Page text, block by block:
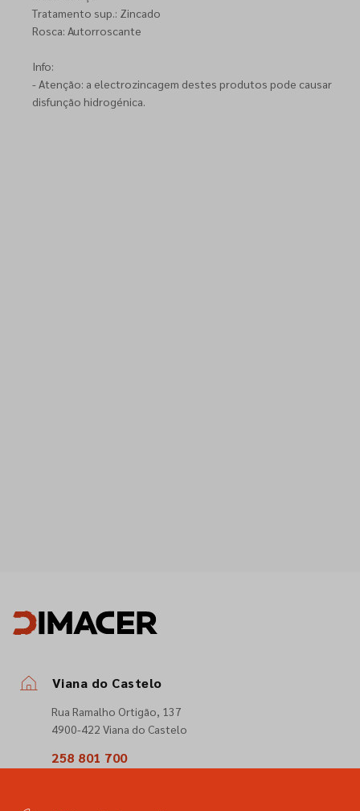
Tratamento sup.: Zincado
Rosca: Autorroscante
Info:
- Atenção: a electrozincagem destes produtos pode causar
disfunção hidrogénica.
Viana do Castelo
Rua Ramalho Ortigão, 137
4900-422 Viana do Castelo
258 801 700